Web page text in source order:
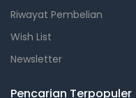
Riwayat Pembelian
Wish List
Newsletter
Pencarian Terpopuler